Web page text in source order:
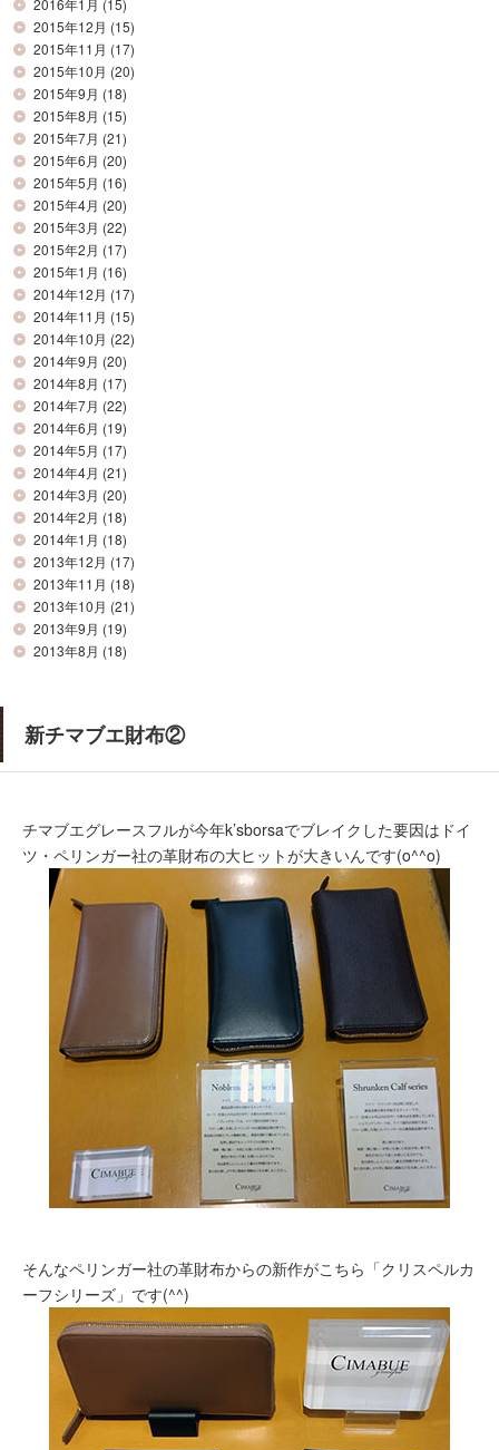
2015年12月 (15)
2015年11月 (17)
2015年10月 (20)
2015年9月 (18)
2015年8月 (15)
2015年7月 (21)
2015年6月 (20)
2015年5月 (16)
2015年4月 (20)
2015年3月 (22)
2015年2月 (17)
2015年1月 (16)
2014年12月 (17)
2014年11月 (15)
2014年10月 (22)
2014年9月 (20)
2014年8月 (17)
2014年7月 (22)
2014年6月 (19)
2014年5月 (17)
2014年4月 (21)
2014年3月 (20)
2014年2月 (18)
2014年1月 (18)
2013年12月 (17)
2013年11月 (18)
2013年10月 (21)
2013年9月 (19)
2013年8月 (18)
新チマブエ財布②
チマブエグレースフルが今年k’sborsaでブレイクした要因はドイ
ツ・ペリンガー社の革財布の大ヒットが大きいんです(o^^o)
そんなペリンガー社の革財布からの新作がこちら「クリスペルカ
ーフシリーズ」です(^^)